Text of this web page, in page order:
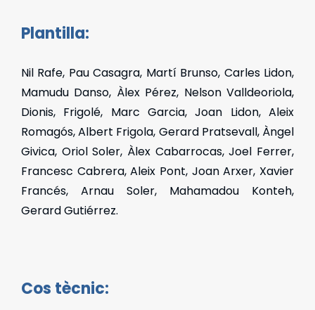
Plantilla:
Nil Rafe, Pau Casagra, Martí Brunso, Carles Lidon,
Mamudu Danso, Àlex Pérez, Nelson Valldeoriola,
Dionis, Frigolé, Marc Garcia, Joan Lidon, Aleix
Romagós, Albert Frigola, Gerard Pratsevall, Àngel
Givica, Oriol Soler, Àlex Cabarrocas, Joel Ferrer,
Francesc Cabrera, Aleix Pont, Joan Arxer, Xavier
Francés, Arnau Soler, Mahamadou Konteh,
Gerard Gutiérrez.
Cos tècnic: